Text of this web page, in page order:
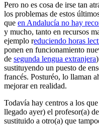
Pero no es cosa de irse tan
los problemas de estos
que en Andalucía no hay
y mucho, tanto en recursos
ejemplo reduciendo horas
ponen en funcionamiento
de segunda lengua extranjera
sustituyendo un puesto de
francés. Posturéo, lo llaman
mejorar en realidad.
Todavía hay centros a los
llegado ayer) el profesor(a)
sustituido a otro(a) que